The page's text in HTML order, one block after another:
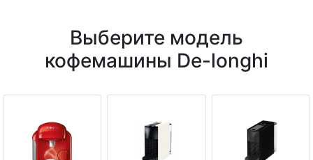
Выберите модель
кофемашины De-longhi